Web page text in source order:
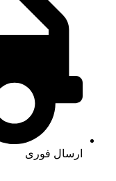
ارسال فوری